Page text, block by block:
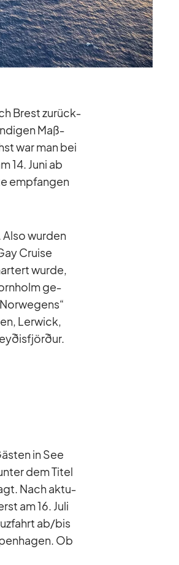
Brest zu­rück­
Maß­
war man bei
14. Juni ab
emp­fan­gen
Also wur­den
Cruise
wurde,
ge­
Ler­wick,
in See
dem Ti­tel
Nach ak­tu­
am 16. Juli
ab/​bis
Ob